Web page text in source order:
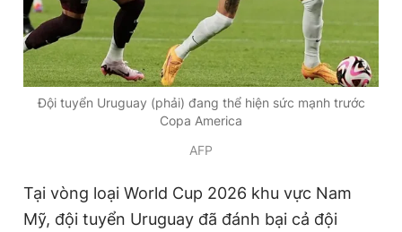
Đội tuyển Uruguay (phải) đang thể hiện sức mạnh trước
Copa America
AFP
Tại vòng loại World Cup 2026 khu vực Nam
Mỹ, đội tuyển Uruguay đã đánh bại cả đội